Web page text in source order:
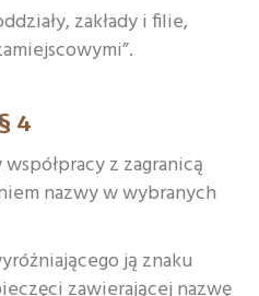
zakłady i filie,
§ 4
z zagranicą
nazwy w wybranych
ją znaku